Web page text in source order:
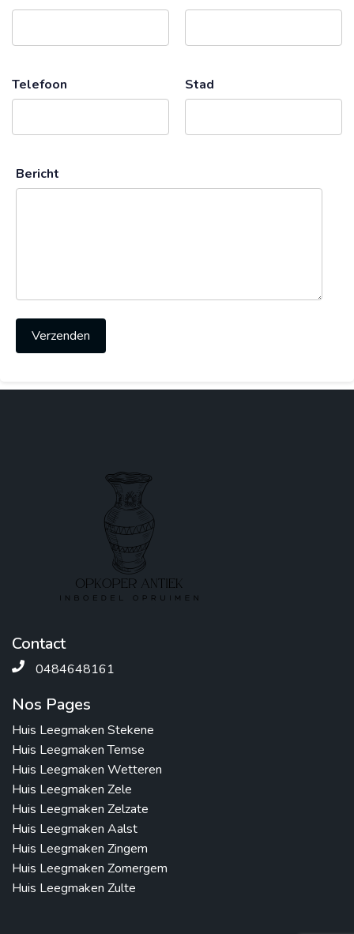
Telefoon Stad
Bericht
Verzenden
Contact
0484648161
Nos Pages
Huis Leegmaken Stekene
Huis Leegmaken Temse
Huis Leegmaken Wetteren
Huis Leegmaken Zele
Huis Leegmaken Zelzate
Huis Leegmaken Aalst
Huis Leegmaken Zingem
Huis Leegmaken Zomergem
Huis Leegmaken Zulte